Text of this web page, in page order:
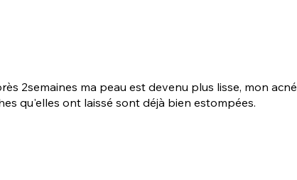
2semaines ma peau est devenu plus lisse, mon acné
qu'elles ont laissé sont déjà bien estompées.